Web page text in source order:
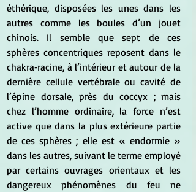
éthérique, disposées les unes dans les
autres comme les boules d’un jouet
chinois. Il semble que sept de ces
sphères concentriques reposent dans le
chakra‑racine, à l’intérieur et autour de la
dernière cellule vertébrale ou cavité de
l’épine dorsale, près du coccyx ; mais
chez l’homme ordinaire, la force n’est
active que dans la plus extérieure partie
de ces sphères ; elle est « endormie »
dans les autres, suivant le terme employé
par certains ouvrages orientaux et les
dangereux phénomènes du feu ne